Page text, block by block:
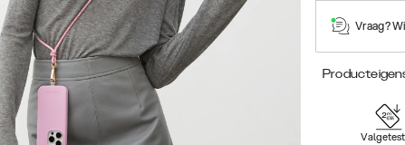
Vraag?